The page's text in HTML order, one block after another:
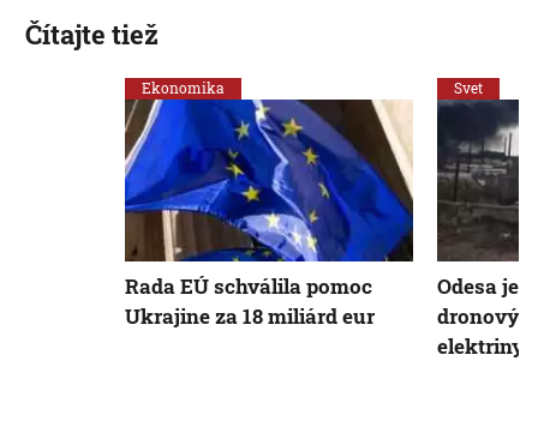
Čítajte tiež
Ekonomika
Rada EÚ schválila pomoc
Ukrajine za 18 miliárd eur
Svet
Odesa je
elektriny